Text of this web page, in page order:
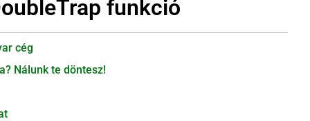
funkció
cég
Nálunk te döntesz!